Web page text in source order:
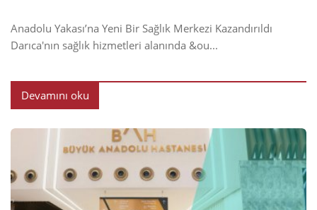
Anadolu Yakası’na Yeni Bir Sağlık Merkezi Kazandırıldı
Darıca'nın sağlık hizmetleri alanında &ou...
Devamını oku
2024